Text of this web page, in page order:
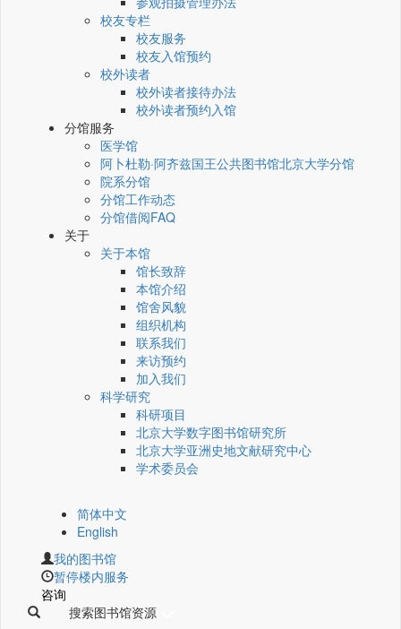
校友专栏
校友服务
校友入馆预约
校外读者
校外读者接待办法
校外读者预约入馆
分馆服务
医学馆
阿卜杜勒·阿齐兹国王公共图书馆北京大学分馆
院系分馆
分馆工作动态
分馆借阅FAQ
关于
关于本馆
馆长致辞
本馆介绍
馆舍风貌
组织机构
联系我们
来访预约
加入我们
科学研究
科研项目
北京大学数字图书馆研究所
北京大学亚洲史地文献研究中心
学术委员会
简体中文
English
我的图书馆
暂停楼内服务
咨询
搜索图书馆资源